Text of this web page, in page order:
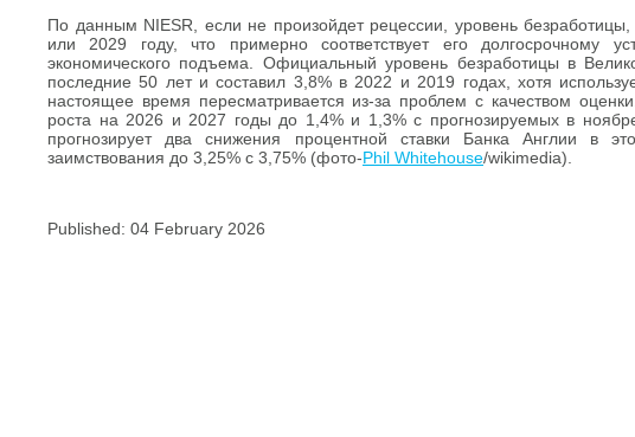
По данным NIESR, если не произойдет рецессии, уровень
или 2029 году, что примерно соответствует его долгосрочному
экономического подъема. Официальный уровень безработицы в
последние 50 лет и составил 3,8% в 2022 и 2019 годах, хотя
настоящее время пересматривается из-за проблем с качеством
роста на 2026 и 2027 годы до 1,4% и 1,3% с прогнозируемых в
прогнозирует два снижения процентной ставки Банка Англии в
заимствования до 3,25% с 3,75% (фото-Phil Whitehouse/wikimedia).
Published: 04 February 2026